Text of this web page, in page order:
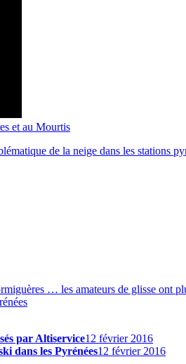
et au Mourtis
de la neige dans les stations
… les amateurs de glisse ont
par Altiservice12 février 2016
dans les Pyrénées12 février 2016